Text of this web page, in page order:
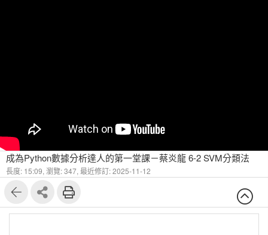
成為Python數據分析達人的第一堂課－蔡炎龍 6-2 SVM分類法
長度: 15:09, 瀏覽: 347, 最近修訂: 2025-11-12